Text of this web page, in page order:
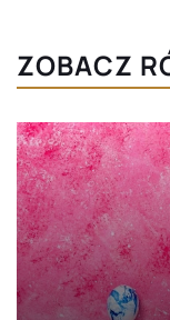
ZOBACZ